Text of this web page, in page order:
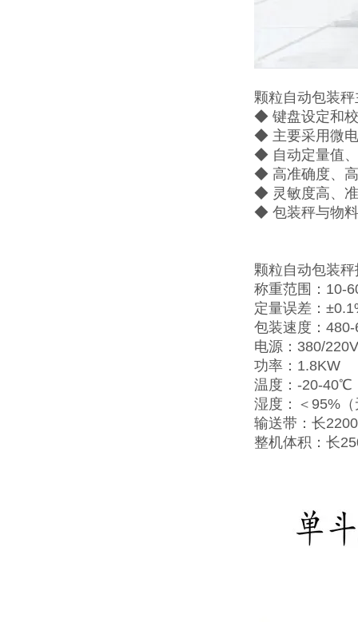
颗粒自动包装
◆ 键盘设定和
◆ 主要采用微
◆ 自动定量值
◆ 高准确度、
◆ 灵敏度高、
◆ 包装秤与物
颗粒自动包装
称重范围：10-
定量误差：
包装速度：
电源：380/
功率：1.8KW
温度：-20-40℃
湿度：＜95%
输送带：长
整机体积：长